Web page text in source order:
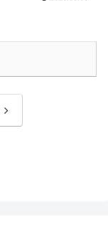
次